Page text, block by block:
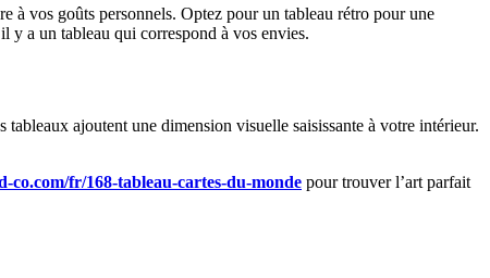
à vos goûts personnels. Optez pour un tableau rétro pour une
y a un tableau qui correspond à vos envies.
ajoutent une dimension visuelle saisissante à votre intérieur.
co.com/fr/168-tableau-cartes-du-monde pour trouver l’art parfait